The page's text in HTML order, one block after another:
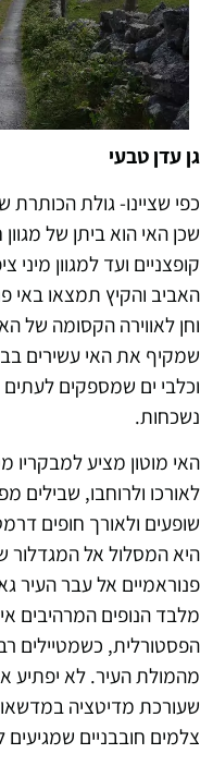
גן עדן טבעי
כפי שציינו- גולת
שכן האי הוא ביתן של
קופצניים ועד למגוון
האביב והקיץ תמצאו באי
וחן לאווירה הקסומה של
שמקיף את האי עשירים
וכלבי ים שמספקים לעתים
נשכחות.
האי מוטון מציע למבקריו
לאורכו ולרוחבו, שבילים
שופעים ולאורך חופים
היא המסלול אל המגדלור
פנוראמיים אל עבר העיר
מלבד הנופים המרהיבים
הפסטורלית, כשמטיילים
מהמולת העיר. לא יפתיע
שעורכת מדיטציה
צלמים חובבניים